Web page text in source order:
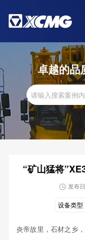
卓越的品
“矿山猛将
 发布
设备类型
炎帝故里，石材之乡